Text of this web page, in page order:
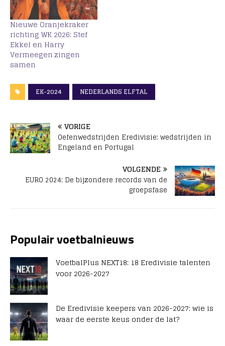
Nieuwe Oranjekraker
richting WK 2026: Stef
Ekkel en Harry
Vermeegen zingen
samen
EK-2024 NEDERLANDS ELFTAL
VORIGE
Oefenwedstrijden Eredivisie: wedstrijden in
Engeland en Portugal
VOLGENDE
EURO 2024: De bijzondere records van de
groepsfase
Populair voetbalnieuws
VoetbalPlus NEXT18: 18 Eredivisie talenten
voor 2026-2027
De Eredivisie keepers van 2026-2027: wie is
waar de eerste keus onder de lat?